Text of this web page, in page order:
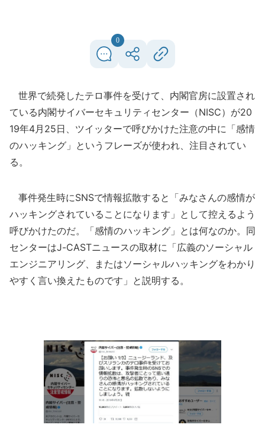
0
世界で続発したテロ事件を受けて、内閣官房に設置され
ている内閣サイバーセキュリティセンター（NISC）が20
19年4月25日、ツイッターで呼びかけた注意の中に「感情
のハッキング」というフレーズが使われ、注目されてい
る。
事件発生時にSNSで情報拡散すると「みなさんの感情が
ハッキングされていることになります」として控えるよう
呼びかけたのだ。「感情のハッキング」とは何なのか。同
センターはJ-CASTニュースの取材に「広義のソーシャル
エンジニアリング、またはソーシャルハッキングをわかり
やすく言い換えたものです」と説明する。